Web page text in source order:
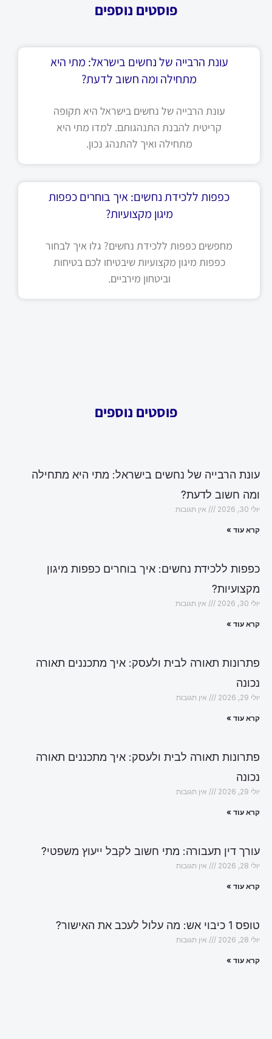
פוסטים נוספים
עונת הרבייה של נחשים בישראל: מתי היא
מתחילה ומה חשוב לדעת?
עונת הרבייה של נחשים בישראל היא תקופה
קריטית להבנת התנהגותם. למדו מתי היא
מתחילה ואיך להתנהג נכון.
כפפות ללכידת נחשים: איך בוחרים כפפות
מיגון מקצועיות?
מחפשים כפפות ללכידת נחשים? גלו איך לבחור
כפפות מיגון מקצועיות שיבטיחו לכם בטיחות
וביטחון מירביים.
פוסטים נוספים
עונת הרבייה של נחשים בישראל: מתי היא מתחילה
ומה חשוב לדעת?
יולי 30, 2026 אין תגובות
קרא עוד »
כפפות ללכידת נחשים: איך בוחרים כפפות מיגון
מקצועיות?
יולי 30, 2026 אין תגובות
קרא עוד »
פתרונות תאורה לבית ולעסק: איך מתכננים תאורה
נכונה
יולי 29, 2026 אין תגובות
קרא עוד »
פתרונות תאורה לבית ולעסק: איך מתכננים תאורה
נכונה
יולי 29, 2026 אין תגובות
קרא עוד »
עורך דין תעבורה: מתי חשוב לקבל ייעוץ משפטי?
יולי 28, 2026 אין תגובות
קרא עוד »
טופס 1 כיבוי אש: מה עלול לעכב את האישור?
יולי 28, 2026 אין תגובות
קרא עוד »